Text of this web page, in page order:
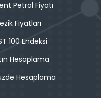
Petrol Fiyatı
Fiyatları
100 Endeksi
Hesaplama
Hesaplama